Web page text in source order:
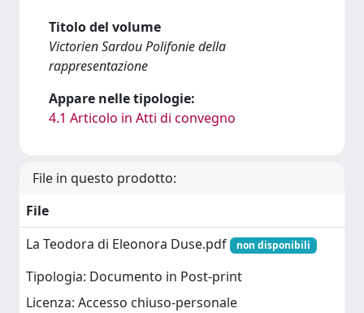
Titolo del volume
Victorien Sardou Polifonie della
rappresentazione
Appare nelle tipologie:
4.1 Articolo in Atti di convegno
File in questo prodotto:
File
La Teodora di Eleonora Duse.pdf
non disponibili
Tipologia: Documento in Post-print
Licenza: Accesso chiuso-personale